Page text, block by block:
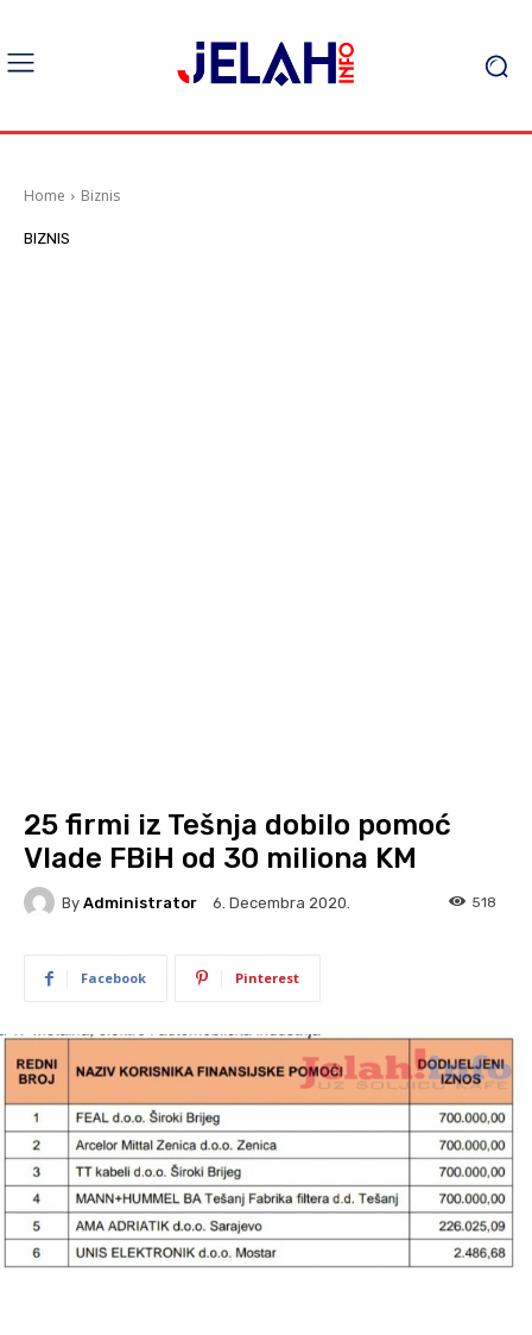
Home Biznis
BIZNIS
25 firmi iz Tešnja dobilo pomoć
Vlade FBiH od 30 miliona KM
By Administrator 6. Decembra 2020. 518
Facebook Pinterest